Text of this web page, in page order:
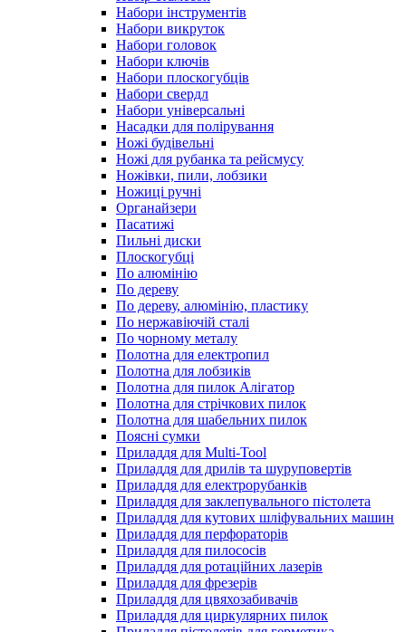
Набори інструментів
Набори викруток
Набори головок
Набори ключів
Набори плоскогубців
Набори свердл
Набори універсальні
Насадки для полірування
Ножі будівельні
Ножі для рубанка та рейсмусу
Ножівки, пили, лобзики
Ножиці ручні
Органайзери
Пасатижі
Пильні диски
Плоскогубці
По алюмінію
По дереву
По дереву, алюмінію, пластику
По нержавіючій сталі
По чорному металу
Полотна для електропил
Полотна для лобзиків
Полотна для пилок Алігатор
Полотна для стрічкових пилок
Полотна для шабельних пилок
Поясні сумки
Приладдя для Multi-Tool
Приладдя для дрилів та шуруповертів
Приладдя для електрорубанків
Приладдя для заклепувального пістолета
Приладдя для кутових шліфувальних машин
Приладдя для перфораторів
Приладдя для пилососів
Приладдя для ротаційних лазерів
Приладдя для фрезерів
Приладдя для цвяхозабивачів
Приладдя для циркулярних пилок